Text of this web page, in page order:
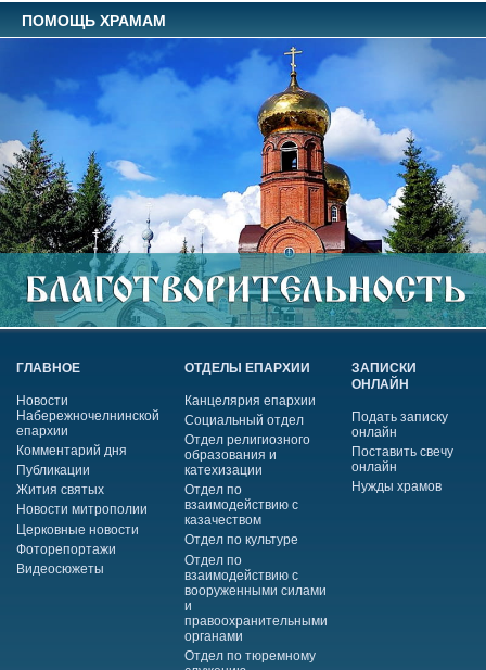
ПОМОЩЬ ХРАМАМ
ГЛАВНОЕ
Новости
Набережночелнинской
епархии
Комментарий дня
Публикации
Жития святых
Новости митрополии
Церковные новости
Фоторепортажи
Видеосюжеты
ОТДЕЛЫ ЕПАРХИИ
Канцелярия епархии
Социальный отдел
Отдел религиозного
образования и
катехизации
Отдел по
взаимодействию с
казачеством
Отдел по культуре
Отдел по
взаимодействию с
вооруженными силами
и
правоохранительными
органами
Отдел по тюремному
ЗАПИСКИ
ОНЛАЙН
Подать записку
онлайн
Поставить свечу
онлайн
Нужды храмов